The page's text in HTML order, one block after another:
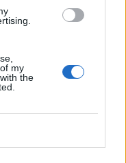
my
the
helyet!